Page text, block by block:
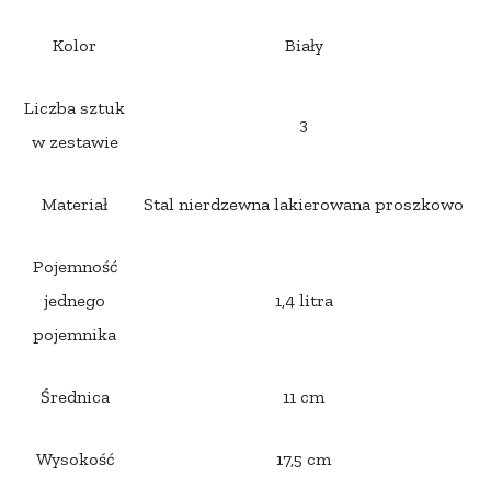
Kolor Biały
Liczba sztuk
w zestawie
3
Materiał Stal nierdzewna lakierowana proszkowo
Pojemność
jednego
pojemnika
1,4 litra
Średnica 11 cm
Wysokość 17,5 cm